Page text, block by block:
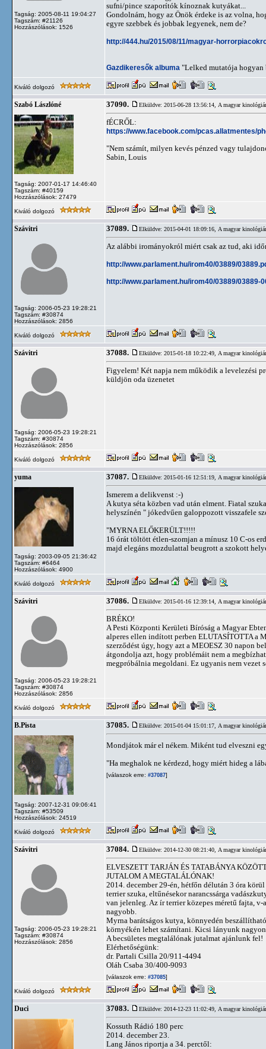
Tagság: 2005-08-11 19:04:27
Tagszám: #21126
Hozzászólások: 1526
sufni/pince szaporítók kínoznak kutyákat...
Gondolnám, hogy az Önök érdeke is az volna,
egyre szebbek és jobbak legyenek, nem de?
http://444.hu/2015/08/11/magyar-
Gazdikeresők albuma "Lelked mutatója
Kiváló dolgozó
Szabó Lászlóné
Tagság: 2007-01-17 14:46:40
Tagszám: #40159
Hozzászólások: 27479
37090. Elküldve: 2015-06-28 13:56:14, A magyar
fÉCRŐL:
https://www.facebook.com/pcas.allatmentes/
"Nem számít, milyen kevés pénzed vagy
Sabin, Louis
Kiváló dolgozó
Szávitri
Tagság: 2006-05-23 19:28:21
Tagszám: #30874
Hozzászólások: 2856
37089. Elküldve: 2015-04-01 18:09:16, A magyar
Az alábbi irományokról miért csak az tud, aki
http://www.parlament.hu/irom40/03889/
http://www.parlament.hu/irom40/03889/03889-
Kiváló dolgozó
Szávitri
Tagság: 2006-05-23 19:28:21
Tagszám: #30874
Hozzászólások: 2856
37088. Elküldve: 2015-01-18 10:22:49, A magyar
Figyelem! Két napja nem működik a levelezési
küldjön oda üzenetet
Kiváló dolgozó
yuma
Tagság: 2003-09-05 21:36:42
Tagszám: #6464
Hozzászólások: 4900
37087. Elküldve: 2015-01-16 12:51:19, A magyar
Ismerem a delikvenst :-)
A kutya séta közben vad után elment. Fiatal
helyszínén " jókedvűen galoppozott visszafele
"MYRNA ELŐKERÜLT!!!!!
16 órát töltött étlen-szomjan a mínusz 10 C-os
majd elegáns mozdulattal beugrott a szokott
Kiváló dolgozó
Szávitri
Tagság: 2006-05-23 19:28:21
Tagszám: #30874
Hozzászólások: 2856
37086. Elküldve: 2015-01-16 12:39:14, A magyar
BRÉKO!
A Pesti Központi Kerületi Bíróság a Magyar
alperes ellen indított perben ELUTASÍTOTTA a
szerződést úgy, hogy azt a MEOESZ 30 napon
átgondolja azt, hogy problémáit nem a
megpróbálnia megoldani. Ez ugyanis nem vezet
Kiváló dolgozó
B.Pista
Tagság: 2007-12-31 09:06:41
Tagszám: #53509
Hozzászólások: 24519
37085. Elküldve: 2015-01-04 15:01:17, A magyar
Mondjátok már el nékem. Miként tud elveszni
"Ha meghalok ne kérdezd, hogy miért hideg a
[válaszok erre: #37087]
Kiváló dolgozó
Szávitri
Tagság: 2006-05-23 19:28:21
Tagszám: #30874
Hozzászólások: 2856
37084. Elküldve: 2014-12-30 08:21:40, A magyar
ELVESZETT TARJÁN ÉS TATABÁNYA
JUTALOM A MEGTALÁLÓNAK!
2014. december 29-én, hétfőn délután 3 óra
terrier szuka, eltűnésekor narancssárga
van jelenleg. Az ír terrier közepes méretű fajta,
nagyobb.
Myrna barátságos kutya, könnyedén
környékén lehet számítani. Kicsi lányunk
A becsületes megtalálónak jutalmat ajánlunk fel!
Elérhetőségünk:
dr. Partali Csilla 20/911-4494
Oláh Csaba 30/400-9093
[válaszok erre: #37085]
Kiváló dolgozó
Duci 37083. Elküldve: 2014-12-23 11:02:49, A magyar
Kossuth Rádió 180 perc
2014. december 23.
Lang János riportja a 34. perctől: